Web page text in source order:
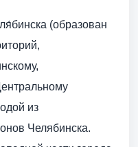
(образован
из
Челябинска.